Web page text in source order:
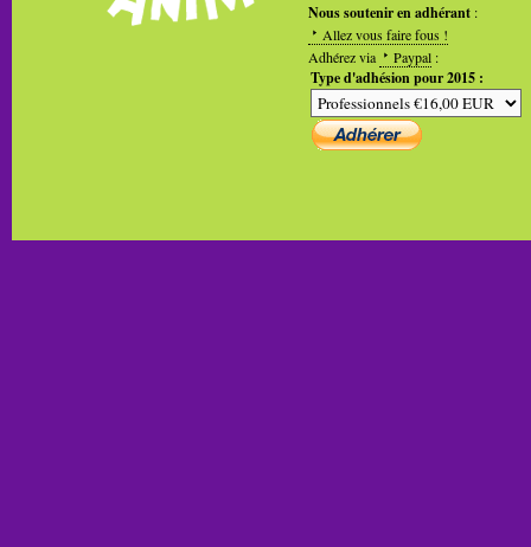
Nous soutenir en adhérant :
Allez vous faire fous !
Adhérez via
Paypal :
Type d'adhésion pour 2015 :